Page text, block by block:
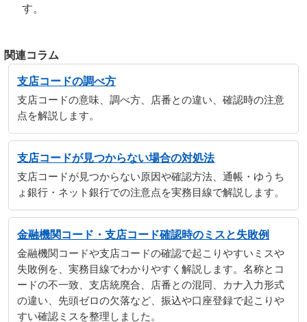
す。
関連コラム
支店コードの調べ方
支店コードの意味、調べ方、店番との違い、確認時の注意
点を解説します。
支店コードが見つからない場合の対処法
支店コードが見つからない原因や確認方法、通帳・ゆうち
ょ銀行・ネット銀行での注意点を実務目線で解説します。
金融機関コード・支店コード確認時のミスと失敗例
金融機関コードや支店コードの確認で起こりやすいミスや
失敗例を、実務目線でわかりやすく解説します。名称とコ
ードの不一致、支店統廃合、店番との混同、カナ入力形式
の違い、先頭ゼロの欠落など、振込や口座登録で起こりや
すい確認ミスを整理しました。